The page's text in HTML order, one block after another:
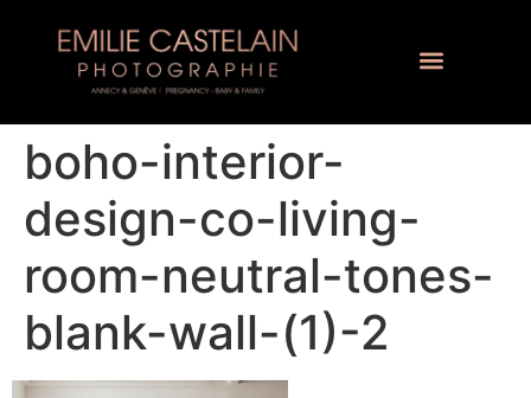
boho-interior-
design-co-living-
room-neutral-tones-
blank-wall-(1)-2